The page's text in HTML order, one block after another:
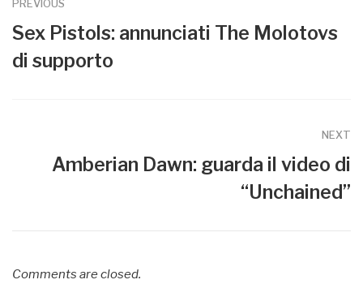
PREVIOUS
Sex Pistols: annunciati The Molotovs
di supporto
NEXT
Amberian Dawn: guarda il video di
“Unchained”
Comments are closed.